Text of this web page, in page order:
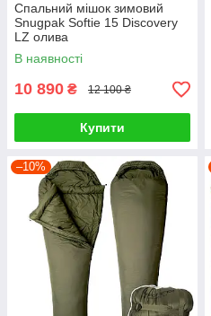
Спальний мішок зимовий
Snugpak Softie 15 Discovery
LZ олива
В наявності
10 890 ₴ 12 100 ₴
Купити
–10%